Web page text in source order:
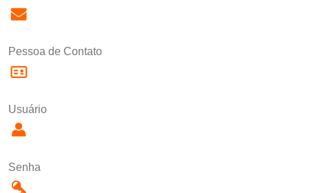
Pessoa de Contato
Usuário
Senha